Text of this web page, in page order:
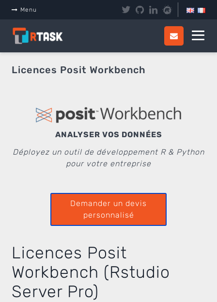
Menu
Licences Posit Workbench
ANALYSER VOS DONNÉES
Déployez un outil de développement R & Python
pour votre entreprise
Demander un devis
personnalisé
Licences Posit
Workbench (Rstudio
Server Pro)
Panneau de gestion des cookies